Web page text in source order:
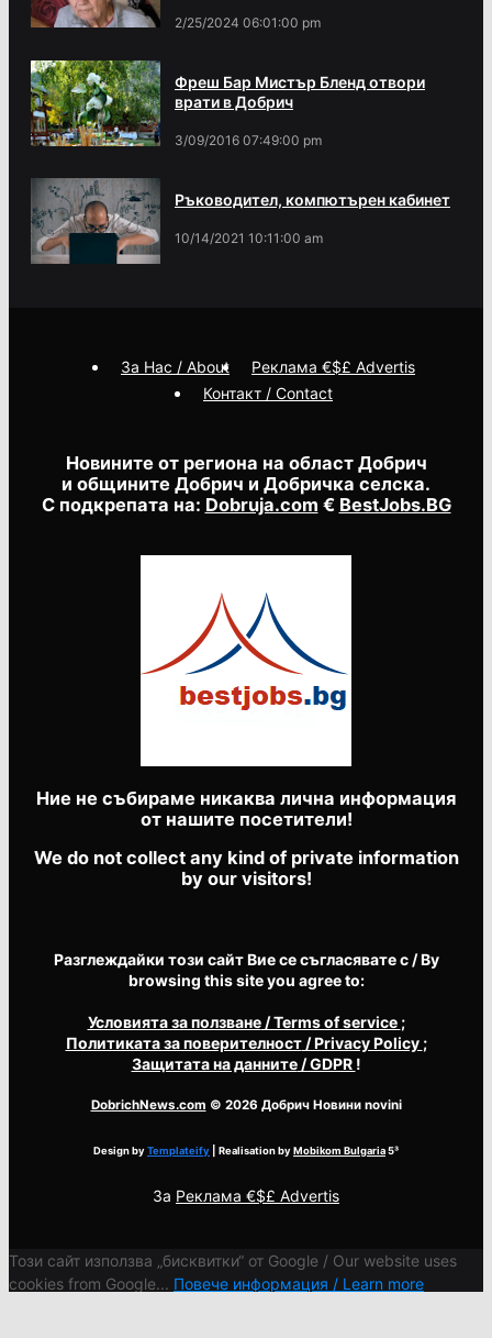
2/25/2024 06:01:00 pm
Фреш Бар Мистър Бленд отвори
врати в Добрич
3/09/2016 07:49:00 pm
Ръководител, компютърен кабинет
10/14/2021 10:11:00 am
Новините от региона на област Добрич
и общините Добрич и Добричка селска.
С подкрепата на: Dobruja.com € BestJobs.BG
Ние не събираме никаква лична информация
от нашите посетители!
We do not collect any kind of private information
by our visitors!
Разглеждайки този сайт Вие се съгласявате с / By
browsing this site you agree to:
Условията за ползване/ Terms of service ;
Политиката за поверителност/ Privacy Policy ;
Защитата на данните/ GDPR !
DobrichNews.com © 2026 Добрич Новини novini
Design byTemplateify | Realisation byMobikom Bulgaria5³
За Реклама €$£ Advertis
За Нас / About
Реклама €$£ Advertis
Контакт / Contact
Този сайт използва „бисквитки“ от Google / Our website uses
cookies from Google... Повече информация / Learn more